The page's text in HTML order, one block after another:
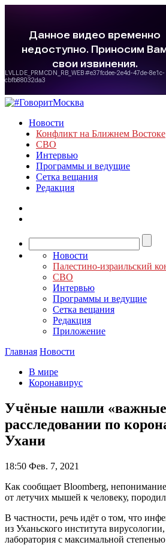
Новости
Конфликт на Ближнем Востоке
СВО
Интервью
Программы и ведущие
Сетка вещания
Редакция
Новости
Палестино-израильский
СВО
Интервью
Программы и ведущие
Сетка вещания
Редакция
Приложение
Главная Новости
В мире
Коронавирус
Учёные нашли
расследовании по
Ухани
18:50 Фев. 7, 2021
Как сообщает Bloomberg,
от летучих мышей к человеку,
В частности, речь идёт о том, что
из Уханьского института вирусологии,
лаборатория с максимальной